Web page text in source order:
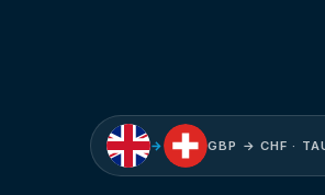
→ GBP → CHF ·